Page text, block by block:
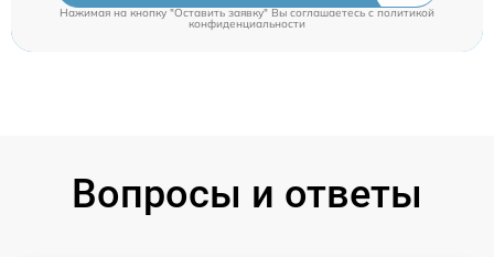
Нажимая на кнопку "Оставить заявку" Вы соглашаетесь cполитикой
конфиденциальности
Вопросы и ответы